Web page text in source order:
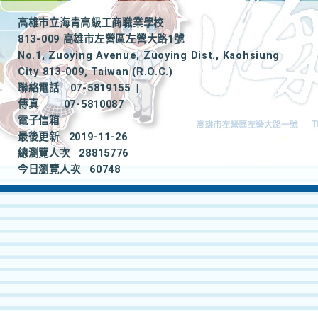
高雄市立海青高級工商職業學校
813-009 高雄市左營區左營大路1號
No.1, Zuoying Avenue, Zuoying Dist., Kaohsiung
City 813-009, Taiwan (R.O.C.)
聯絡電話
07-5819155
|
傳真
07-5810087
電子信箱
最後更新
2019-11-26
總瀏覽人次
28815776
今日瀏覽人次
60748